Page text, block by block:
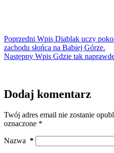
Poprzedni Wpis Diablak uczy
zachodu słońca na Babiej Górze.
Następny Wpis Gdzie tak
Dodaj komentarz
Twój adres email nie zostanie
oznaczone *
Nazwa *